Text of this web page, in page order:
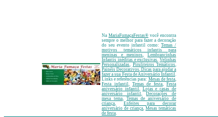
Na MariaFumaçaFestas® você encontra
sempre o melhor para fazer a decoração
do seu evento infantil como: Temas /
motivos temáticos infantis para
meninas e meninos,Lembrancinhas
Infantis inéditas e exclusivas, Velinhas
Personalizadas, Piruliteiros Temáticos,
Painéis Decorativos, Dicas para ajudar a
fazer a sua Festa de Aniversário Infantil.
Links e referências para: Mesas de festa,
Festa infantil, Temas de festa,Festa
aniversário infantil, Lojas e casas de
aniversário infantil,Decorações de
mesa tema, Temas de aniversário de
criança, Enfeites para decorar
aniversário de criança, Mesas temáticas
de festa.